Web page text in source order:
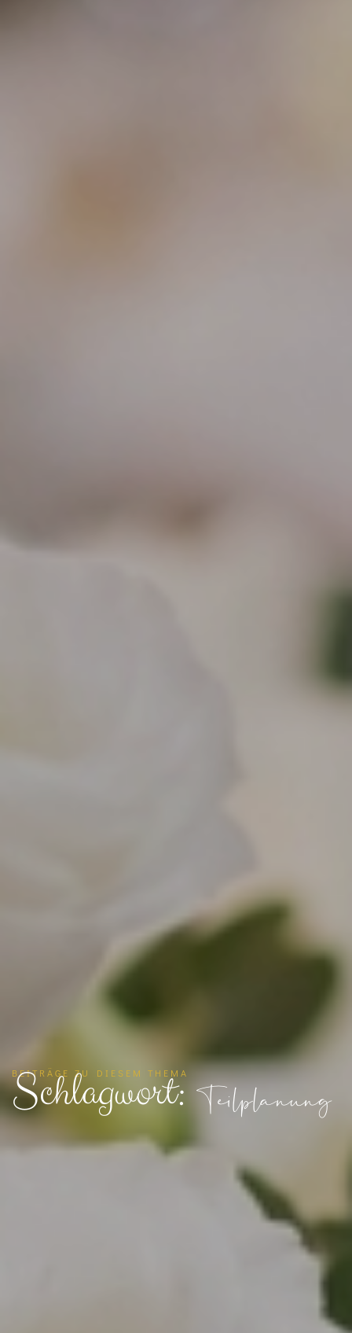
BEITRÄGE ZU DIESEM THEMA
Schlagwort:Teilplanung